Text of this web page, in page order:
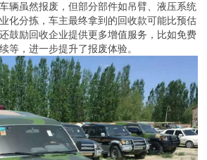
辆虽然报废，但部分部件如吊臂、液压系统
化分拣，车主最终拿到的回收款可能比预估
鼓励回收企业提供更多增值服务，比如免费
等，进一步提升了报废体验。